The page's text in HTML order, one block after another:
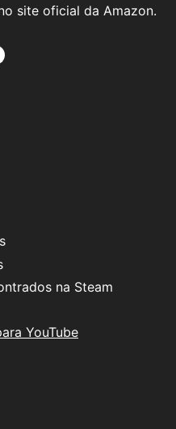
site oficial da Amazon.
na Steam
YouTube